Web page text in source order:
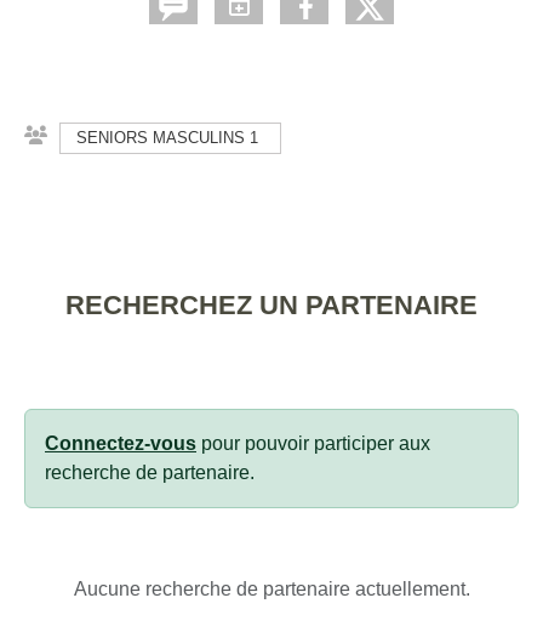
SENIORS MASCULINS 1
RECHERCHEZ UN PARTENAIRE
Connectez-vous pour pouvoir participer aux
recherche de partenaire.
Aucune recherche de partenaire actuellement.